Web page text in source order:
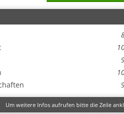
Um weitere Infos aufrufen bitte die Zeile